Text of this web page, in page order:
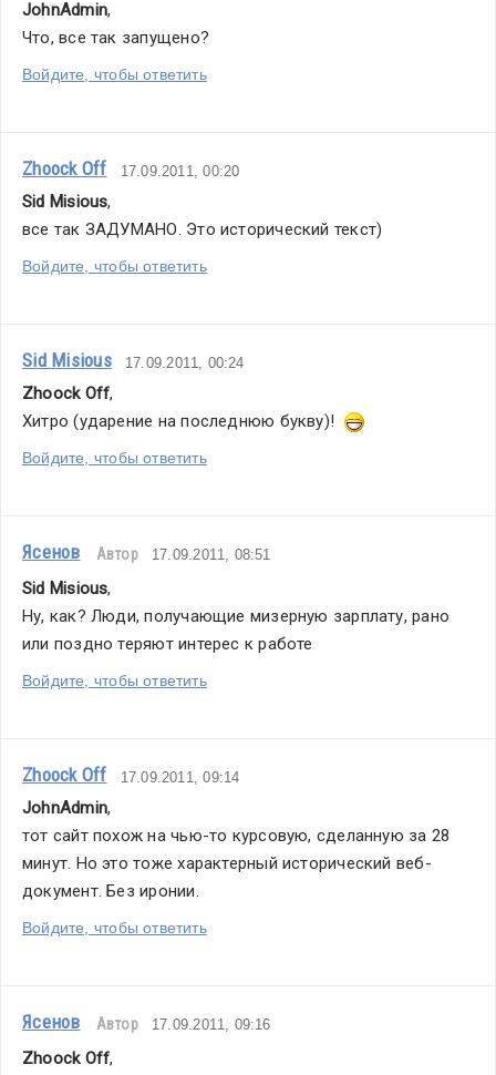
JohnAdmin,
Что, все так запущено?
Войдите, чтобы ответить
Zhoock Off 17.09.2011, 00:20
Sid Misious,
все так ЗАДУМАНО. Это исторический текст)
Войдите, чтобы ответить
Sid Misious 17.09.2011, 00:24
Zhoock Off,
Хитро (ударение на последнюю букву)!
Войдите, чтобы ответить
Ясенов Автор 17.09.2011, 08:51
Sid Misious,
Ну, как? Люди, получающие мизерную зарплату, рано
или поздно теряют интерес к работе
Войдите, чтобы ответить
Zhoock Off 17.09.2011, 09:14
JohnAdmin,
тот сайт похож на чью-то курсовую, сделанную за 28
минут. Но это тоже характерный исторический веб-
документ. Без иронии.
Войдите, чтобы ответить
Ясенов Автор 17.09.2011, 09:16
Zhoock Off,